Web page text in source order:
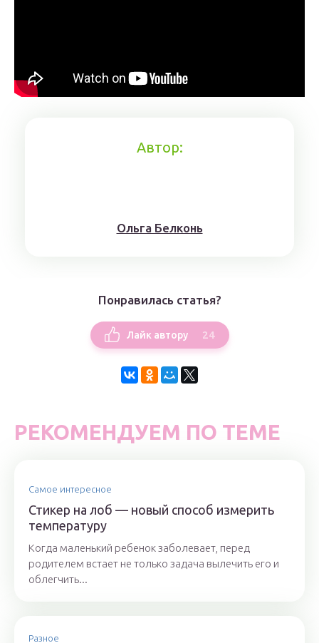
Автор:
Ольга Белконь
Понравилась статья?
Лайк автору 24
РЕКОМЕНДУЕМ ПО ТЕМЕ
Самое интересное
Стикер на лоб — новый способ измерить
температуру
Когда маленький ребенок заболевает, перед
родителем встает не только задача вылечить его и
облегчить...
Разное